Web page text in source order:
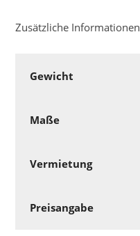
Zusätzliche Informationen
Gewicht
Maße
Vermietung
Preisangabe